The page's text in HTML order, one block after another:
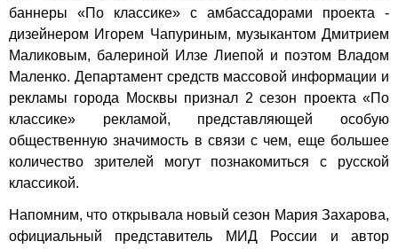
баннеры «По классике» с амбассадорами проекта -
дизейнером Игорем Чапуриным, музыкантом Дмитрием
Маликовым, балериной Илзе Лиепой и поэтом Владом
Маленко. Департамент средств массовой информации и
рекламы города Москвы признал 2 сезон проекта «По
классике» рекламой, представляющей особую
общественную значимость в связи с чем, еще большее
количество зрителей могут познакомиться с русской
классикой.
Напомним, что открывала новый сезон Мария Захарова,
официальный представитель МИД России и автор